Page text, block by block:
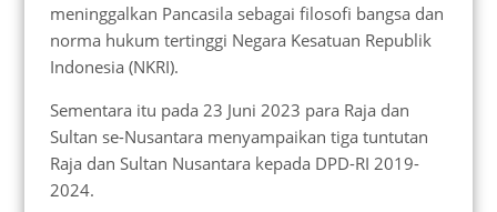
meninggalkan Pancasila sebagai filosofi bangsa dan
norma hukum tertinggi Negara Kesatuan Republik
Indonesia (NKRI).
Sementara itu pada 23 Juni 2023 para Raja dan
Sultan se-Nusantara menyampaikan tiga tuntutan
Raja dan Sultan Nusantara kepada DPD-RI 2019-
2024.